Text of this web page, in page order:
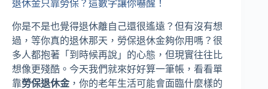
退休金只靠勞保？這數字讓你嚇醒！
你是不是也覺得退休離自己還很遙遠？但有沒有想
過，等你真的退休那天，勞保退休金夠你用嗎？很
多人都抱著「到時候再說」的心態，但現實往往比
想像更殘酷。今天我們就來好好算一筆帳，看看單
靠勞保退休金 ，你的老年生活可能會面臨什麼樣的